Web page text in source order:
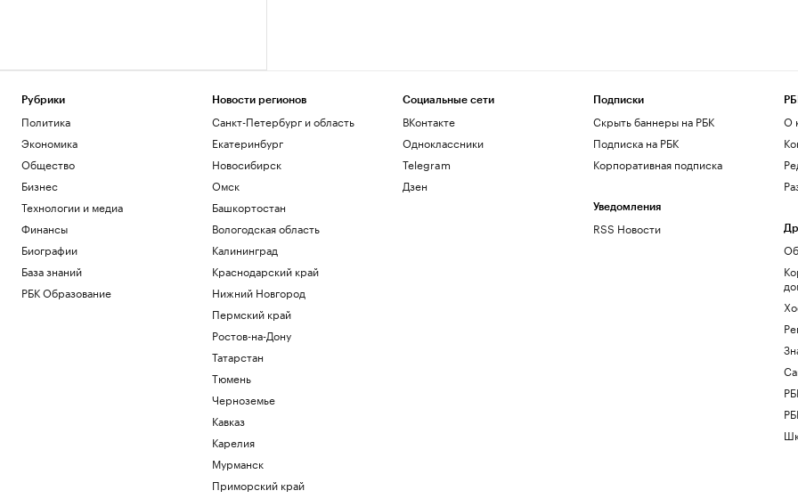
Рубрики
Политика
Экономика
Общество
Бизнес
Технологии и медиа
Финансы
Биографии
База знаний
РБК Образование
Новости регионов
Санкт-Петербург и область
Екатеринбург
Новосибирск
Омск
Башкортостан
Вологодская область
Калининград
Краснодарский край
Нижний Новгород
Пермский край
Ростов-на-Дону
Татарстан
Тюмень
Черноземье
Кавказ
Карелия
Мурманск
Приморский край
Социальные сети
ВКонтакте
Одноклассники
Telegram
Дзен
Подписки
Скрыть баннеры на РБК
Подписка на РБК
Корпоративная подписка
Уведомления
RSS Новости
О